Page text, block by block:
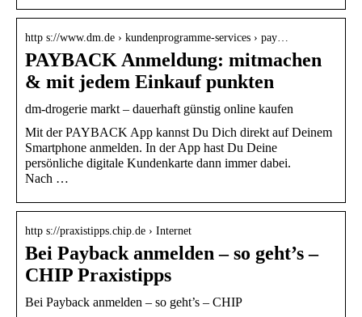
http s://www.dm.de › kundenprogramme-services › pay…
PAYBACK Anmeldung: mitmachen
& mit jedem Einkauf punkten
dm-drogerie markt – dauerhaft günstig online kaufen
Mit der PAYBACK App kannst Du Dich direkt auf Deinem
Smartphone anmelden. In der App hast Du Deine
persönliche digitale Kundenkarte dann immer dabei.
Nach …
http s://praxistipps.chip.de › Internet
Bei Payback anmelden – so geht’s –
CHIP Praxistipps
Bei Payback anmelden – so geht’s – CHIP